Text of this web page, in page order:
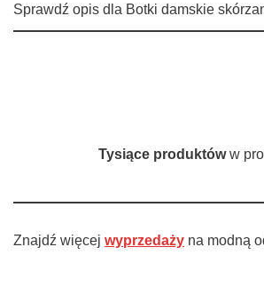
Sprawdź opis dla Botki damskie
Tysiące produktóww
Znajdź więcej wyprzedaży na modną